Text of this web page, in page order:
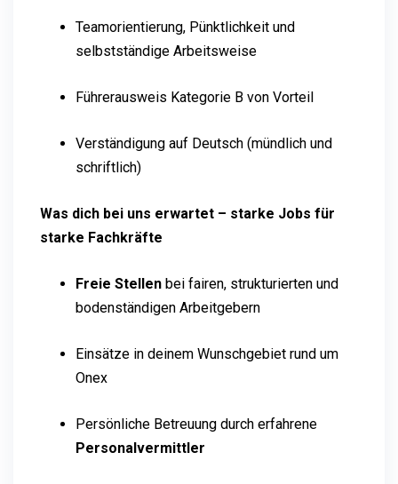
Teamorientierung, Pünktlichkeit und
selbstständige Arbeitsweise
Führerausweis Kategorie B von Vorteil
Verständigung auf Deutsch (mündlich und
schriftlich)
Was dich bei uns erwartet – starke Jobs für
starke Fachkräfte
Freie Stellen bei fairen, strukturierten und
bodenständigen Arbeitgebern
Einsätze in deinem Wunschgebiet rund um
Onex
Persönliche Betreuung durch erfahrene
Personalvermittler